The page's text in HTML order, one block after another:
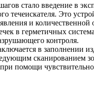
стало введение в
течеискателя. Это
и количественной
в герметичных
контроля.
в заполнении
сканированием
помощи